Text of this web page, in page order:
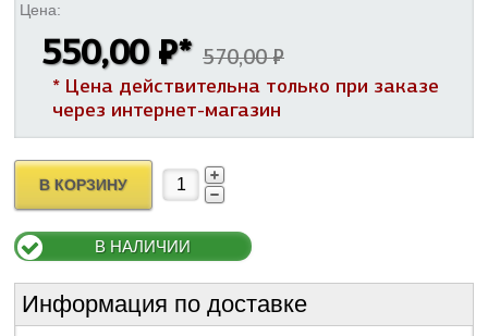
Цена:
550,00 ₽* 570,00 ₽
* Цена действительна только при заказе
через интернет-магазин
В КОРЗИНУ
В НАЛИЧИИ
Информация по доставке